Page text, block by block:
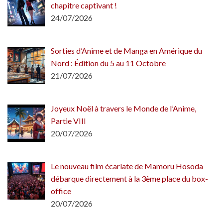
chapitre captivant !
24/07/2026
Sorties d’Anime et de Manga en Amérique du
Nord : Édition du 5 au 11 Octobre
21/07/2026
Joyeux Noël à travers le Monde de l’Anime,
Partie VIII
20/07/2026
Le nouveau film écarlate de Mamoru Hosoda
débarque directement à la 3ème place du box-
office
20/07/2026